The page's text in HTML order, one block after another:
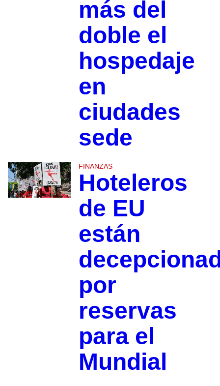
más del
doble el
hospedaje
en
ciudades
sede
FINANZAS
Hoteleros
de EU
están
por
reservas
para el
Mundial